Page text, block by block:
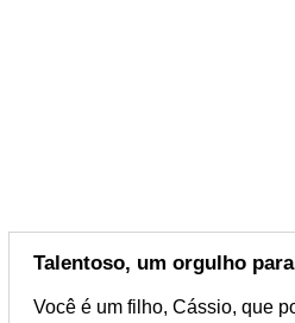
Talentoso, um orgulho
Você é um filho, Cássio, que